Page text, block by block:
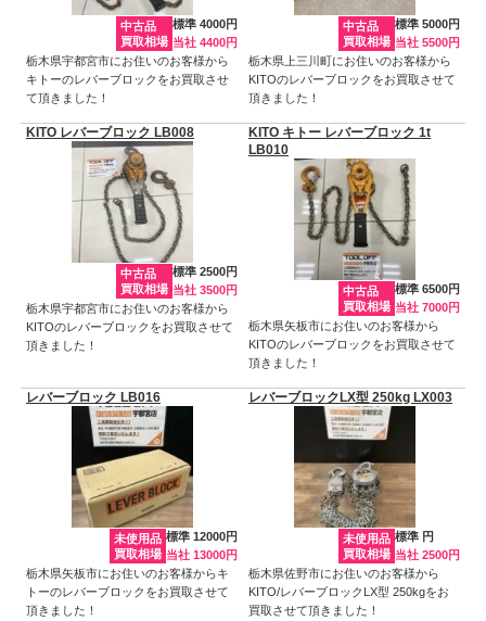
中古品
買取相場
標準 4000円
当社 4400円
栃木県宇都宮市にお住いのお客様から
キトーのレバーブロックをお買取させ
て頂きました！
中古品
買取相場
標準 5000円
当社 5500円
栃木県上三川町にお住いのお客様から
KITOのレバーブロックをお買取させて
頂きました！
KITO レバーブロック LB008
中古品
買取相場
標準 2500円
当社 3500円
栃木県宇都宮市にお住いのお客様から
KITOのレバーブロックをお買取させて
頂きました！
KITO キトー レバーブロック 1t
LB010
中古品
買取相場
標準 6500円
当社 7000円
栃木県矢板市にお住いのお客様から
KITOのレバーブロックをお買取させて
頂きました！
レバーブロック LB016
未使用品
買取相場
標準 12000円
当社 13000円
栃木県矢板市にお住いのお客様からキ
トーのレバーブロックをお買取させて
頂きました！
レバーブロックLX型 250kg LX003
未使用品
買取相場
標準 円
当社 2500円
栃木県佐野市にお住いのお客様から
KITO/レバーブロックLX型 250kgをお
買取させて頂きました！